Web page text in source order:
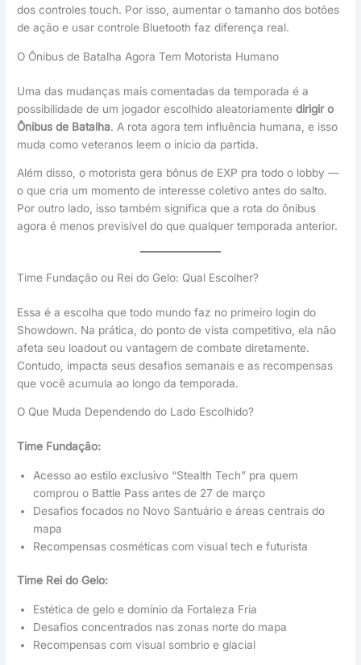
dos controles touch. Por isso, aumentar o tamanho dos botões
de ação e usar controle Bluetooth faz diferença real.
O Ônibus de Batalha Agora Tem Motorista Humano
Uma das mudanças mais comentadas da temporada é a
possibilidade de um jogador escolhido aleatoriamentedirigir o
Ônibus de Batalha. A rota agora tem influência humana, e isso
muda como veteranos leem o início da partida.
Além disso, o motorista gera bônus de EXP pra todo o lobby —
o que cria um momento de interesse coletivo antes do salto.
Por outro lado, isso também significa que a rota do ônibus
agora é menos previsível do que qualquer temporada anterior.
Time Fundação ou Rei do Gelo: Qual Escolher?
Essa é a escolha que todo mundo faz no primeiro login do
Showdown. Na prática, do ponto de vista competitivo, ela não
afeta seu loadout ou vantagem de combate diretamente.
Contudo, impacta seus desafios semanais e as recompensas
que você acumula ao longo da temporada.
O Que Muda Dependendo do Lado Escolhido?
Time Fundação:
Acesso ao estilo exclusivo “Stealth Tech” pra quem
comprou o Battle Pass antes de 27 de março
Desafios focados no Novo Santuário e áreas centrais do
mapa
Recompensas cosméticas com visual tech e futurista
Time Rei do Gelo:
Estética de gelo e domínio da Fortaleza Fria
Desafios concentrados nas zonas norte do mapa
Recompensas com visual sombrio e glacial